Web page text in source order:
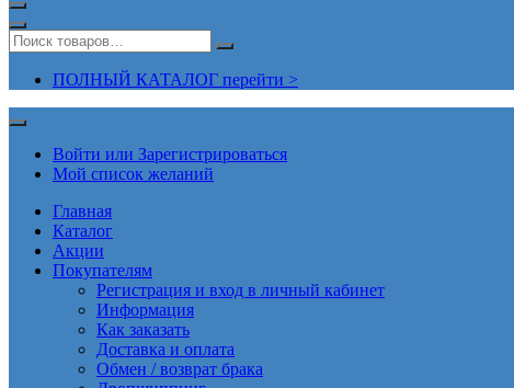
ПОЛНЫЙ КАТАЛОГ перейти >
Войти или Зарегистрироваться
Мой список желаний
Главная
Каталог
Акции
Покупателям
Регистрация и вход в личный кабинет
Информация
Как заказать
Доставка и оплата
Обмен / возврат брака